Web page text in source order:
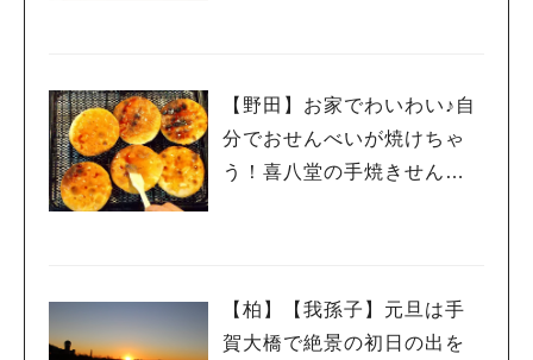
【野田】お家でわいわい♪自
分でおせんべいが焼けちゃ
う！喜八堂の手焼きせんべ
【柏】【我孫子】元旦は手
賀大橋で絶景の初日の出を